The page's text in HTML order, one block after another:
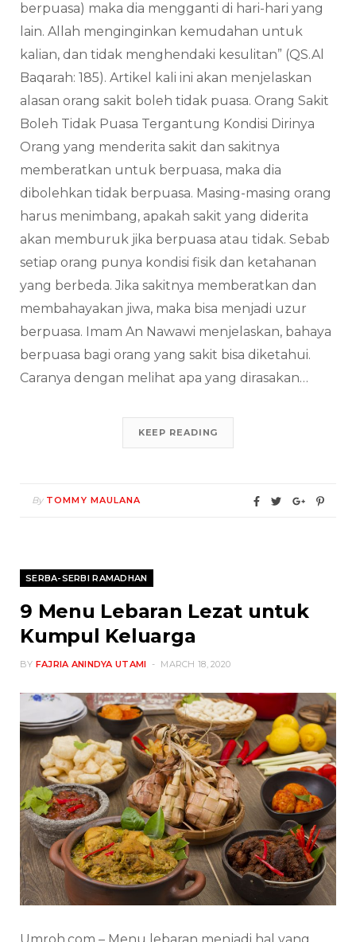
berpuasa) maka dia mengganti di hari-hari yang
lain. Allah menginginkan kemudahan untuk
kalian, dan tidak menghendaki kesulitan” (QS.Al
Baqarah: 185). Artikel kali ini akan menjelaskan
alasan orang sakit boleh tidak puasa. Orang Sakit
Boleh Tidak Puasa Tergantung Kondisi Dirinya
Orang yang menderita sakit dan sakitnya
memberatkan untuk berpuasa, maka dia
dibolehkan tidak berpuasa. Masing-masing orang
harus menimbang, apakah sakit yang diderita
akan memburuk jika berpuasa atau tidak. Sebab
setiap orang punya kondisi fisik dan ketahanan
yang berbeda. Jika sakitnya memberatkan dan
membahayakan jiwa, maka bisa menjadi uzur
berpuasa. Imam An Nawawi menjelaskan, bahaya
berpuasa bagi orang yang sakit bisa diketahui.
Caranya dengan melihat apa yang dirasakan…
KEEP READING
By TOMMY MAULANA
SERBA-SERBI RAMADHAN
9 Menu Lebaran Lezat untuk
Kumpul Keluarga
BY FAJRIA ANINDYA UTAMI MARCH 18, 2020
Umroh.com – Menu lebaran menjadi hal yang